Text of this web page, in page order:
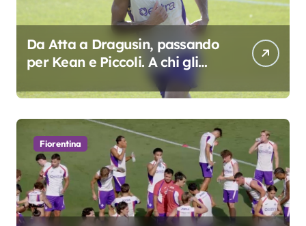
Da Atta a Dragusin, passando
per Kean e Piccoli. A chi gli
oscar del precampionato?
Fiorentina